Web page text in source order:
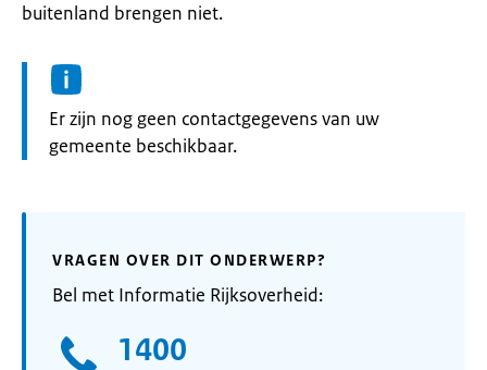
buitenland brengen niet.
Informatie:
Er zijn nog geen contactgegevens van uw
gemeente beschikbaar.
VRAGEN OVER DIT ONDERWERP?
Bel met Informatie Rijksoverheid:
1400